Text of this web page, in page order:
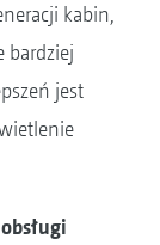
kabin,
bardziej
jest